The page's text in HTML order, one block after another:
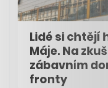
Lidé si chtějí
Máje. Na
zábavním
fronty